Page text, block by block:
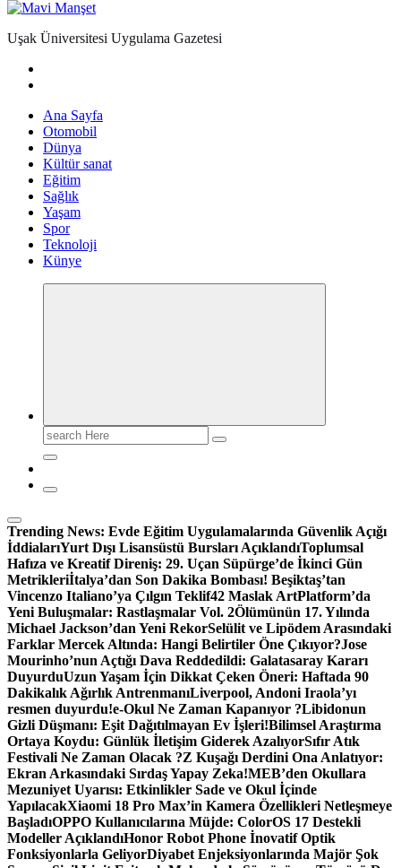
Uşak Üniversitesi Uygulama Gazetesi
Ana Sayfa
Otomobil
Dünya
Kültür sanat
Eğitim
Sağlık
Yaşam
Spor
Teknoloji
Künye
Search
for:
Trending News: Evde Eğitim Uygulamalarında Güvenlik Açığı
İddialarıYurt Dışı Lisansüstü Bursları AçıklandıToplumsal
Hafıza ve Kreatif Direniş: 29. Uçan Süpürge’de İkinci Gün
Metrikleriİtalya’dan Son Dakika Bombası! Beşiktaş’tan
Vincenzo Italiano’ya Çılgın Teklif42 Maslak ArtPlatform’da
Yeni Buluşmalar: Rastlaşmalar Vol. 2Ölümünün 17. Yılında
Michael Jackson’dan Yeni RekorSelülit ve Lipödem Arasındaki
Farklar Mercek Altında: Hangi Belirtiler Öne Çıkıyor?Jose
Mourinho’nun Açtığı Dava Reddedildi: Galatasaray Kararı
DuyurduUzun Yaşam İçin Dikkat Çeken Öneri: Haftada 90
Dakikalık Ağırlık AntrenmanıLiverpool, Andoni Iraola’yı
resmen duyurdu!e-Okul Ne Zaman Kapanıyor ?Libidonun
Gizli Düşmanı: Eşit Dağıtılmayan Ev İşleri!Bilimsel Araştırma
Ortaya Koydu: Günlük İletişim Giderek AzalıyorSıfır Atık
Festivali Ne Zaman Olacak ?Z Kuşağı Derdini Ona Anlatıyor:
Ekran Arkasındaki Sırdaş Yapay Zeka!MEB’den Okullara
Mezuniyet Uyarısı: Etkinlikler Sade ve Okul İçinde
YapılacakXiaomi 18 Pro Max’in Kamera Özellikleri Netleşmeye
BaşladıOPPO Kullanıcılarına Müjde: ColorOS 17 Destekli
Modeller AçıklandıHonor Robot Phone İnovatif Optik
Fonksiyonlarla GeliyorDiyabet Enjeksiyonlarında Majör Şok